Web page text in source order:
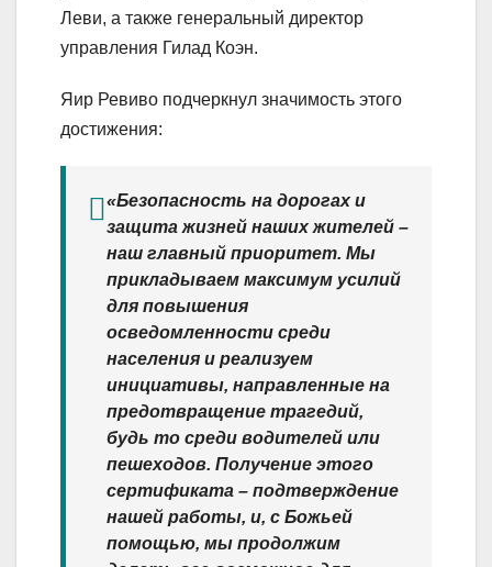
Леви, а также генеральный директор
управления Гилад Коэн.
Яир Ревиво подчеркнул значимость этого
достижения:
«Безопасность на дорогах и
защита жизней наших жителей –
наш главный приоритет. Мы
прикладываем максимум усилий
для повышения
осведомленности среди
населения и реализуем
инициативы, направленные на
предотвращение трагедий,
будь то среди водителей или
пешеходов. Получение этого
сертификата – подтверждение
нашей работы, и, с Божьей
помощью, мы продолжим